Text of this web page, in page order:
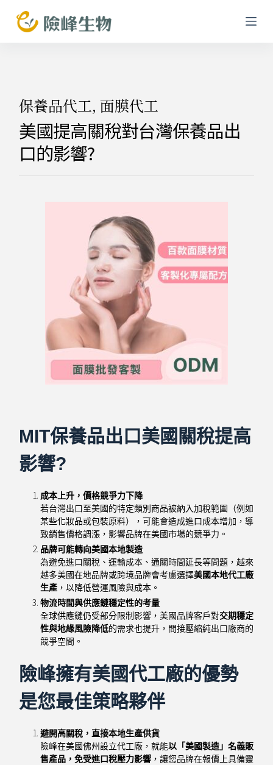
跳
至
保養品代工,面膜代工
美國提高關稅對台灣保養品出
口的影響?
MIT保養品出口美國關稅提高
影響?
成本上升，價格競爭力下降
若台灣出口至美國的特定類別商品被納入加稅範圍（例如
某些化妝品或包裝原料），可能會造成進口成本增加，導
致銷售價格調漲，影響品牌在美國市場的競爭力。
品牌可能轉向美國本地製造
為避免進口關稅、運輸成本、通關時間延長等問題，越來
越多美國在地品牌或跨境品牌會考慮選擇美國本地代工廠
生產 ，以降低營運風險與成本。
物流時間與供應鏈穩定性的考量
全球供應鏈仍受部分限制影響，美國品牌客戶對交期穩定
性與地緣風險降低的需求也提升，間接壓縮純出口廠商的
競爭空間。
險峰擁有美國代工廠的優勢
是您最佳策略夥伴
避開高關稅，直接本地生產供貨
險峰在美國佛州設立代工廠，就能以「美國製造」名義販
售產品，免受進口稅壓力影響 ，讓您品牌在報價上具備靈